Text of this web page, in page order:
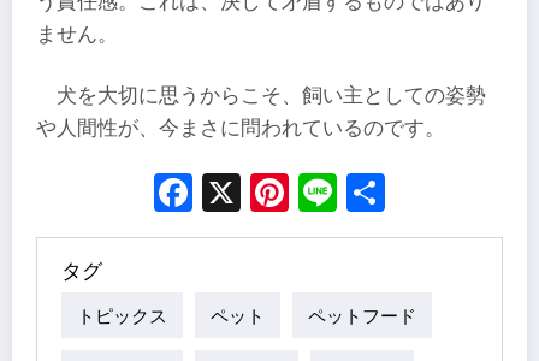
ません。
犬を大切に思うからこそ、飼い主としての姿勢
や人間性が、今まさに問われているのです。
Facebook
X Pinterest
Line
タグ
トピックス ペット ペットフード